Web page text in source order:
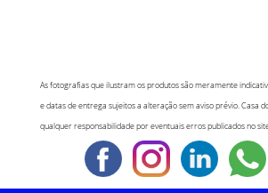
As fotografias que ilustram os produtos são meramente
e datas de entrega sujeitos a alteração sem aviso prévio. Casa
qualquer responsabilidade por eventuais erros publicados no